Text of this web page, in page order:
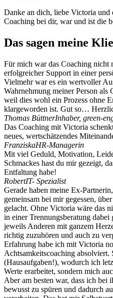
Danke an dich, liebe Victoria und
Coaching bei dir, war und ist die
Das sagen meine
Für mich war das Coaching nicht
erfolgreicher Support in einer
Vielmehr war es ein wertvoller
Wahrnehmung meiner Person als
weil dies wohl ein Prozess ohne
klargeworden ist. Gut so…
Thomas BüttnerInhaber, green-
Das Coaching mit Victoria
neues, wertschätzendes
FranziskaHR-Managerin
Mit viel Geduld, Motivation,
Schmackes hast du mir gezeigt,
Entfaltung habe!
RobertIT- Spezialist
Gerade haben meine Ex-
gemeinsam bei mir gegessen,
gelacht. Ohne Victoria wäre das
in einer Trennungsberatung
jeweils Anderen mit ganzem
richtig zuzuhören und auch zu
Erfahrung habe ich mit Victoria
Achtsamkeitscoaching absolviert.
(Hausaufgaben!), wodurch ich
Werte erarbeitet, sondern mich
Aber am besten war, dass ich bei
bewusst zu spüren und dadurch